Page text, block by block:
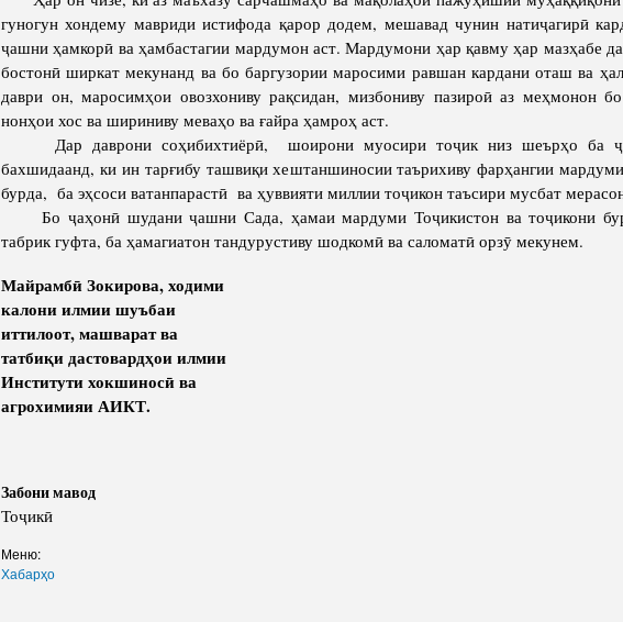
гуногун хондему мавриди истифода қарор додем, мешавад чунин натиҷагирӣ
ҷашни ҳамкорӣ ва ҳамбастагии мардумон аст. Мардумони ҳар қавму ҳар мазҳабе
бостонӣ ширкат мекунанд ва бо баргузории маросими равшан кардани оташ ва
даври он, маросимҳои овозхониву рақсидан, мизбониву пазироӣ аз меҳмонон
нонҳои хос ва шириниву меваҳо ва ғайра ҳамроҳ аст.
Дар даврони соҳибихтиёрӣ, шоирони муосири тоҷик низ шеърҳо ба
бахшидаанд, ки ин тарғибу ташвиқи хештаншиносии таърихиву фарҳангии
бурда, ба эҳсоси ватанпарастӣ ва ҳуввияти миллии тоҷикон таъсири мусбат
Бо ҷаҳонӣ шудани ҷашни Сада, ҳамаи мардуми Тоҷикистон ва тоҷикони
табрик гуфта, ба ҳамагиатон тандурустиву шодкомӣ ва саломатӣ орзӯ мекунем.
Майрамбӣ Зокирова, ходими
калони илмии шуъбаи
иттилоот, машварат ва
татбиқи дастовардҳои илмии
Институти хокшиносӣ ва
агрохимияи АИКТ.
Забони мавод
Тоҷикӣ
Меню:
Хабарҳо